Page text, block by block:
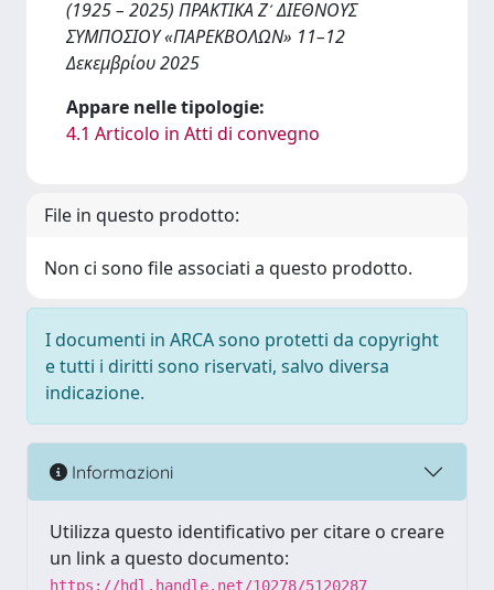
(1925 – 2025) ΠΡΑΚΤΙΚΑ Ζʹ ΔΙΕΘΝΟΥΣ
ΣΥΜΠΟΣΙΟΥ «ΠΑΡΕΚΒΟΛΩΝ» 11–12
Δεκεμβρίου 2025
Appare nelle tipologie:
4.1 Articolo in Atti di convegno
File in questo prodotto:
Non ci sono file associati a questo prodotto.
I documenti in ARCA sono protetti da copyright
e tutti i diritti sono riservati, salvo diversa
indicazione.
Informazioni
Utilizza questo identificativo per citare o creare
un link a questo documento:
https://hdl.handle.net/10278/5120287